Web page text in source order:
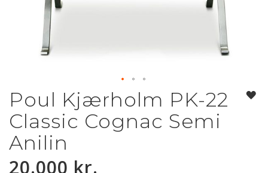
Gå
til
starten
af
billedgalleriet
Poul Kjærholm PK-22
Classic Cognac Semi
Anilin
20.000 kr.